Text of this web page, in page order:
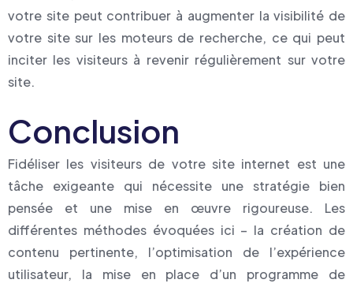
votre site peut contribuer à augmenter la visibilité de
votre site sur les moteurs de recherche, ce qui peut
inciter les visiteurs à revenir régulièrement sur votre
site.
Conclusion
Fidéliser les visiteurs de votre site internet est une
tâche exigeante qui nécessite une stratégie bien
pensée et une mise en œuvre rigoureuse. Les
différentes méthodes évoquées ici – la création de
contenu pertinente, l’optimisation de l’expérience
utilisateur, la mise en place d’un programme de